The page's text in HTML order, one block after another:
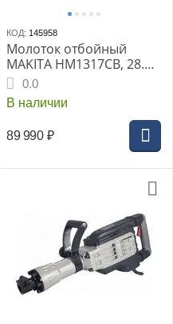
КОД: 145958
Молоток отбойный
MAKITA HM1317CB, 28.6
мм, 1510 Вт, 34.9 Дж,
730-1450 у/м, 19 кг, кейс,
AVT, плавн. пуск
0.0
В наличии
89 990 ₽